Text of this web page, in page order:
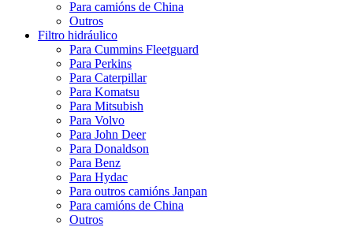
Para camións de China
Outros
Filtro hidráulico
Para Cummins Fleetguard
Para Perkins
Para Caterpillar
Para Komatsu
Para Mitsubish
Para Volvo
Para John Deer
Para Donaldson
Para Benz
Para Hydac
Para outros camións Janpan
Para camións de China
Outros